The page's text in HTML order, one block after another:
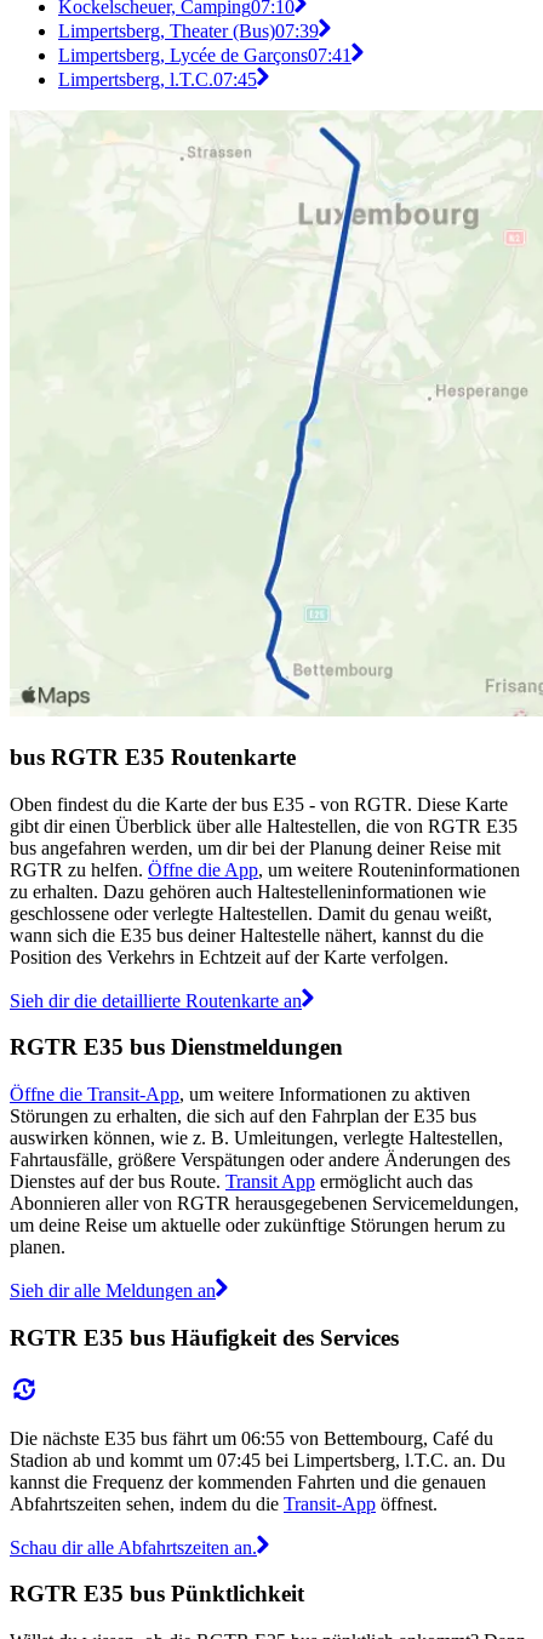
Kockelscheuer, Camping07:10
Limpertsberg, Theater (Bus)07:39
Limpertsberg, Lycée de Garçons07:41
Limpertsberg, l.T.C.07:45
bus RGTR E35 Routenkarte
Oben findest du die Karte der bus E35 - von RGTR. Diese Karte
gibt dir einen Überblick über alle Haltestellen, die von RGTR E35
bus angefahren werden, um dir bei der Planung deiner Reise mit
RGTR zu helfen. Öffne die App, um weitere Routeninformationen
zu erhalten. Dazu gehören auch Haltestelleninformationen wie
geschlossene oder verlegte Haltestellen. Damit du genau weißt,
wann sich die E35 bus deiner Haltestelle nähert, kannst du die
Position des Verkehrs in Echtzeit auf der Karte verfolgen.
Sieh dir die detaillierte Routenkarte an
RGTR E35 bus Dienstmeldungen
Öffne die Transit-App, um weitere Informationen zu aktiven
Störungen zu erhalten, die sich auf den Fahrplan der E35 bus
auswirken können, wie z. B. Umleitungen, verlegte Haltestellen,
Fahrtausfälle, größere Verspätungen oder andere Änderungen des
Dienstes auf der bus Route. Transit App ermöglicht auch das
Abonnieren aller von RGTR herausgegebenen Servicemeldungen,
um deine Reise um aktuelle oder zukünftige Störungen herum zu
planen.
Sieh dir alle Meldungen an
RGTR E35 bus Häufigkeit des Services
Die nächste E35 bus fährt um 06:55 von Bettembourg, Café du
Stadion ab und kommt um 07:45 bei Limpertsberg, l.T.C. an. Du
kannst die Frequenz der kommenden Fahrten und die genauen
Abfahrtszeiten sehen, indem du die Transit-App öffnest.
Schau dir alle Abfahrtszeiten an.
RGTR E35 bus Pünktlichkeit